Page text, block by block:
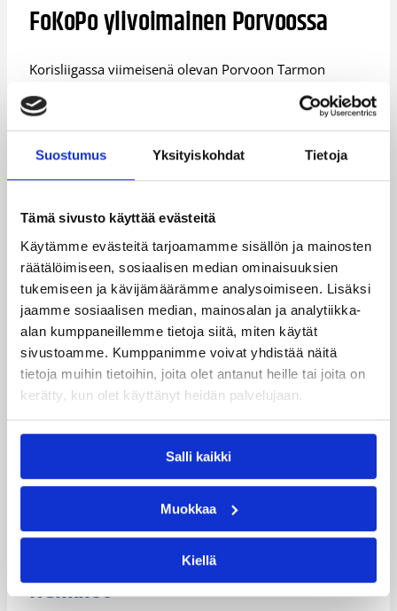
Suostumus Yksityiskohdat Tietoja
Tämä sivusto käyttää evästeitä
Käytämme evästeitä tarjoamamme sisällön ja mainosten
räätälöimiseen, sosiaalisen median ominaisuuksien
tukemiseen ja kävijämäärämme analysoimiseen. Lisäksi
jaamme sosiaalisen median, mainosalan ja analytiikka-
alan kumppaneillemme tietoja siitä, miten käytät
sivustoamme. Kumppanimme voivat yhdistää näitä
tietoja muihin tietoihin, joita olet antanut heille tai joita on
kerätty, kun olet käyttänyt heidän palvelujaan.
Salli kaikki
Muokkaa
Kiellä
FoKoPo ylivoimainen Porvoossa
Korisliigassa viimeisenä olevan Porvoon Tarmon
Forssan Koripojat haki Porvoosta voiton 52-75 (21-42)
-tuloksella.
Tarmo menetti pelin heti alussa FoKoPon vietyä
ensimmäiset minuutit peräti 18-2 -lukemin. Tarmo ei
vapaaheittoa, mutta Tarmo vain neljä.
Ronald Yates heitti FoKoPolle 24 pistettä ja Ray
Cunningham 13.
DeWayne Richardson keräsi Tarmolle 15 pistettä ja 16
levypalloa. Victor Morris heitti 13 pistettä.
(STT)
Korisliigan täydelliset ottelutilastot ja muita tilastoja
osoitteessawww.basket.fi.
Henkilöt